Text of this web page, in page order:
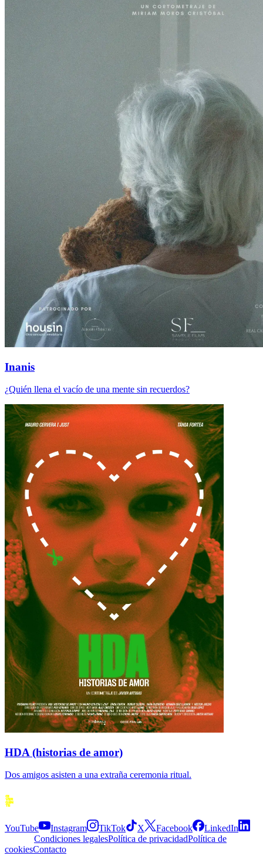
Inanis
¿Quién llena el vacío de una mente sin recuerdos?
HDA (historias de amor)
Dos amigos asisten a una extraña ceremonia ritual.
YouTube
Instagram TikTok X Facebook
LinkedIn
Condiciones legalesPolítica de privacidadPolítica de
cookiesContacto